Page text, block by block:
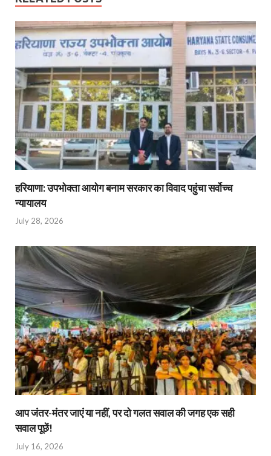
हरियाणा: उपभोक्ता आयोग बनाम सरकार का विवाद पहुंचा सर्वोच्च
न्यायालय
July 28, 2026
आप जंतर-मंतर जाएं या नहीं, पर दो गलत सवाल की जगह एक सही
सवाल पूछें!
July 16, 2026